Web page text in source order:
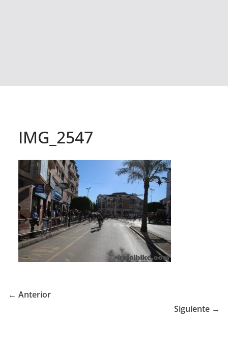
IMG_2547
← Anterior
Siguiente →